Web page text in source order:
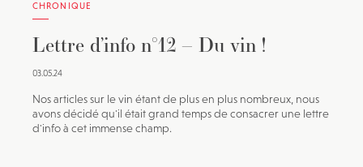
CHRONIQUE
Lettre d’info n°12 – Du vin !
03.05.24
Nos articles sur le vin étant de plus en plus nombreux, nous
avons décidé qu'il était grand temps de consacrer une lettre
d'info à cet immense champ.